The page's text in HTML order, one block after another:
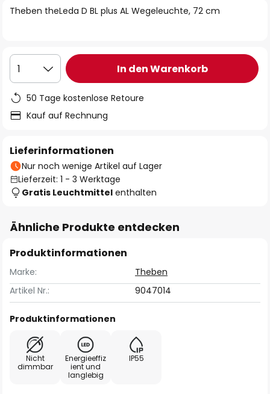
springen
Theben theLeda D BL plus AL Wegeleuchte, 72 cm
1 In den Warenkorb
50 Tage kostenlose Retoure
Kauf auf Rechnung
Lieferinformationen
Nur noch wenige Artikel auf Lager
Lieferzeit: 1 - 3 Werktage
Gratis Leuchtmittel enthalten
Ähnliche Produkte entdecken
Produktinformationen
Marke:
Theben
Artikel Nr.:
9047014
Produktinformationen
Nicht
dimmbar
Energieeffiz
ient und
langlebig
IP55